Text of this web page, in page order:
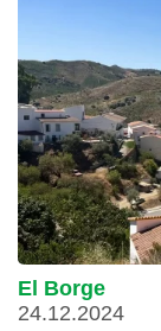
El Borge
24.12.2024